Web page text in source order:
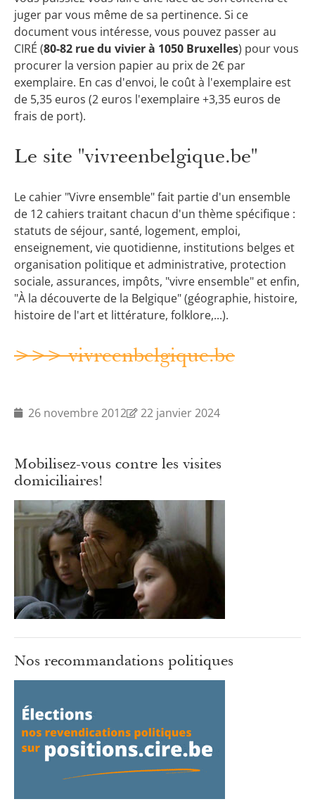
juger par vous même de sa pertinence. Si ce
document vous intéresse, vous pouvez passer au
CIRÉ (80-82 rue du vivier à 1050 Bruxelles) pour vous
procurer la version papier au prix de2€ par
exemplaire. En cas d'envoi, le coût à l'exemplaire est
de 5,35 euros (2 euros l'exemplaire +3,35 euros de
frais de port).
Le site "vivreenbelgique.be"
Le cahier "Vivre ensemble" fait partie d'un ensemble
de 12 cahiers traitant chacun d'un thème spécifique :
statuts de séjour, santé, logement, emploi,
enseignement, vie quotidienne, institutions belges et
organisation politique et administrative, protection
sociale, assurances, impôts, "vivre ensemble" et enfin,
"À la découverte de la Belgique" (géographie, histoire,
histoire de l'art et littérature, folklore,...).
>>> vivreenbelgique.be
26 novembre 2012 22 janvier 2024
Mobilisez-vous contre les visites
domiciliaires!
Nos recommandations politiques